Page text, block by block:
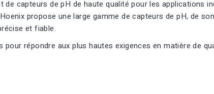
de capteurs de pH de haute qualité pour les applications
propose une large gamme de capteurs de pH, de
et fiable.
répondre aux plus hautes exigences en matière de